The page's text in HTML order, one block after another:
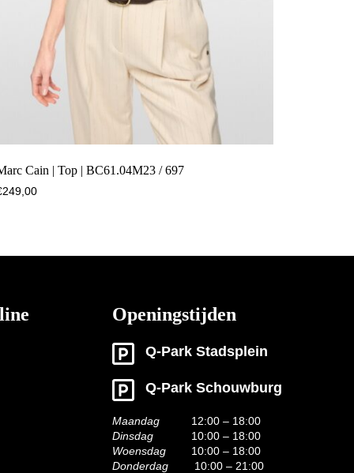
Cain | Top | BC61.04M23 / 697
249,00
Openingstijden
Q-Park Stadsplein
Q-Park Schouwburg
Maandag
12:00 – 18:00
Dinsdag
10:00 – 18:00
Woensdag
10:00 – 18:00
Donderdag
10:00 – 21:00